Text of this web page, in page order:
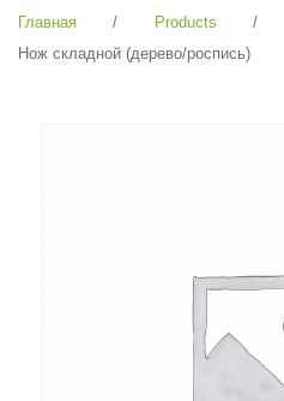
Главная / Products
/
Нож складной (дерево/роспись)